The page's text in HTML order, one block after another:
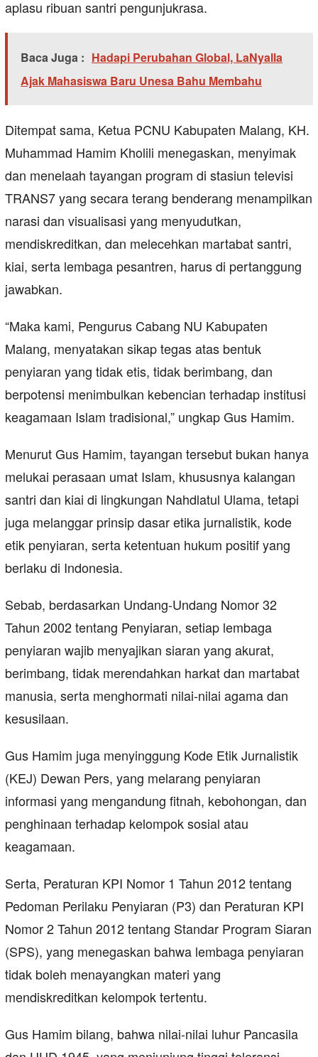
aplasu ribuan santri pengunjukrasa.
Baca Juga : Hadapi Perubahan Global, LaNyalla
Ajak Mahasiswa Baru Unesa Bahu Membahu
Ditempat sama, Ketua PCNU Kabupaten Malang, KH.
Muhammad Hamim Kholili menegaskan, menyimak
dan menelaah tayangan program di stasiun televisi
TRANS7 yang secara terang benderang menampilkan
narasi dan visualisasi yang menyudutkan,
mendiskreditkan, dan melecehkan martabat santri,
kiai, serta lembaga pesantren, harus di pertanggung
jawabkan.
“Maka kami, Pengurus Cabang NU Kabupaten
Malang, menyatakan sikap tegas atas bentuk
penyiaran yang tidak etis, tidak berimbang, dan
berpotensi menimbulkan kebencian terhadap institusi
keagamaan Islam tradisional,” ungkap Gus Hamim.
Menurut Gus Hamim, tayangan tersebut bukan hanya
melukai perasaan umat Islam, khususnya kalangan
santri dan kiai di lingkungan Nahdlatul Ulama, tetapi
juga melanggar prinsip dasar etika jurnalistik, kode
etik penyiaran, serta ketentuan hukum positif yang
berlaku di Indonesia.
Sebab, berdasarkan Undang-Undang Nomor 32
Tahun 2002 tentang Penyiaran, setiap lembaga
penyiaran wajib menyajikan siaran yang akurat,
berimbang, tidak merendahkan harkat dan martabat
manusia, serta menghormati nilai-nilai agama dan
kesusilaan.
Gus Hamim juga menyinggung Kode Etik Jurnalistik
(KEJ) Dewan Pers, yang melarang penyiaran
informasi yang mengandung fitnah, kebohongan, dan
penghinaan terhadap kelompok sosial atau
keagamaan.
Serta, Peraturan KPI Nomor 1 Tahun 2012 tentang
Pedoman Perilaku Penyiaran (P3) dan Peraturan KPI
Nomor 2 Tahun 2012 tentang Standar Program Siaran
(SPS), yang menegaskan bahwa lembaga penyiaran
tidak boleh menayangkan materi yang
mendiskreditkan kelompok tertentu.
Gus Hamim bilang, bahwa nilai-nilai luhur Pancasila